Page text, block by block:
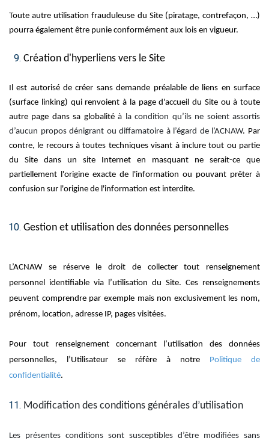
Toute autre utilisation frauduleuse du Site (piratage, contrefaçon, …)
pourra également être punie conformément aux lois en vigueur.
Création d'hyperliens vers le Site
Il est autorisé de créer sans demande préalable de liens en surface
(surface linking) qui renvoient à la page d'accueil du Site ou à toute
autre page dans sa globalitéà la condition qu’ils ne soient assortis
d’aucun propos dénigrant ou diffamatoire à l’égard de l’ACNAW. Par
contre, le recours à toutes techniques visant à inclure tout ou partie
du Site dans un site Internet en masquant ne serait-ce que
partiellement l'origine exacte de l'information ou pouvant prêter à
confusion sur l'origine de l'information est interdite.
Gestion et utilisation des données personnelles
L’ACNAW se réserve le droit de collecter tout renseignement
personnel identifiable via l’utilisation du Site. Ces renseignements
peuvent comprendre par exemple mais non exclusivement les nom,
prénom, location, adresse IP, pages visitées.
Pour tout renseignement concernant l’utilisation des données
personnelles, l’Utilisateur se réfère à notre Politique de
confidentialité.
Modification des conditions générales d’utilisation
Les présentes conditions sont susceptibles d’être modifiées sans